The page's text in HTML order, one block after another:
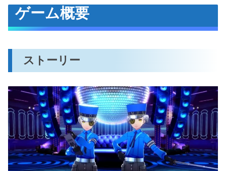
ゲーム概要
ストーリー